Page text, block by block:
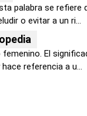
palabra se refiere
o evitar a un ri...
El
referencia a u...